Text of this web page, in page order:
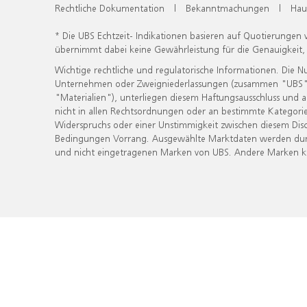
Rechtliche Dokumentation | Bekanntmachungen |
* Die UBS Echtzeit- Indikationen basieren auf
übernimmt dabei keine Gewährleistung für die
Wichtige rechtliche und regulatorische Informationen. Die
Unternehmen oder Zweigniederlassungen (zusammen
"Materialien"), unterliegen diesem Haftungsausschluss
nicht in allen Rechtsordnungen oder an bestimmte
Widerspruchs oder einer Unstimmigkeit zwischen diesem
Bedingungen Vorrang. Ausgewählte Marktdaten werden
und nicht eingetragenen Marken von UBS. Andere Marken